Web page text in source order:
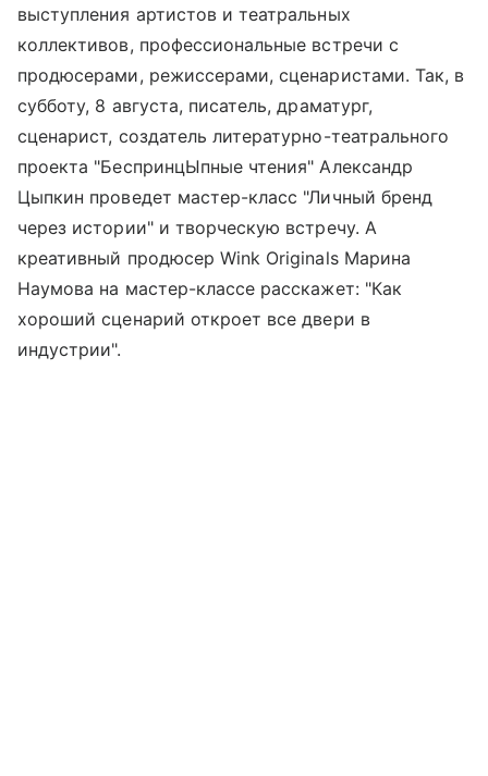
выступления артистов и театральных
коллективов, профессиональные встречи с
продюсерами, режиссерами, сценаристами. Так, в
субботу, 8 августа, писатель, драматург,
сценарист, создатель литературно-театрального
проекта "БеспринцЫпные чтения" Александр
Цыпкин проведет мастер-класс "Личный бренд
через истории" и творческую встречу. А
креативный продюсер Wink Originals Марина
Наумова на мастер-классе расскажет: "Как
хороший сценарий откроет все двери в
индустрии".